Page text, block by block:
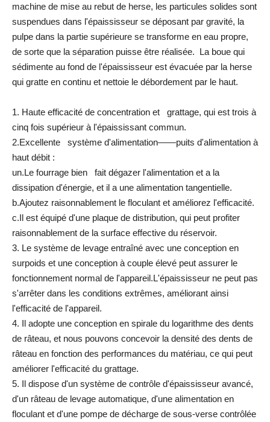
machine de mise au rebut de herse, les particules solides sont
suspendues dans l'épaississeur se déposant par gravité, la
pulpe dans la partie supérieure se transforme en eau propre,
de sorte que la séparation puisse être réalisée. La boue qui
sédimente au fond de l'épaississeur est évacuée par la herse
qui gratte en continu et nettoie le débordement par le haut.
1. Haute efficacité de concentration et grattage, qui est trois à
cinq fois supérieur à l'épaississant commun.
2.Excellente système d'alimentation——puits d'alimentation à
haut débit :
un.Le fourrage bien fait dégazer l'alimentation et a la
dissipation d'énergie, et il a une alimentation tangentielle.
b.Ajoutez raisonnablement le floculant et améliorez l'efficacité.
c.Il est équipé d'une plaque de distribution, qui peut profiter
raisonnablement de la surface effective du réservoir.
3. Le système de levage entraîné avec une conception en
surpoids et une conception à couple élevé peut assurer le
fonctionnement normal de l'appareil.L'épaississeur ne peut pas
s'arrêter dans les conditions extrêmes, améliorant ainsi
l'efficacité de l'appareil.
4. Il adopte une conception en spirale du logarithme des dents
de râteau, et nous pouvons concevoir la densité des dents de
râteau en fonction des performances du matériau, ce qui peut
améliorer l'efficacité du grattage.
5. Il dispose d'un système de contrôle d'épaississeur avancé,
d'un râteau de levage automatique, d'une alimentation en
floculant et d'une pompe de décharge de sous-verse contrôlée